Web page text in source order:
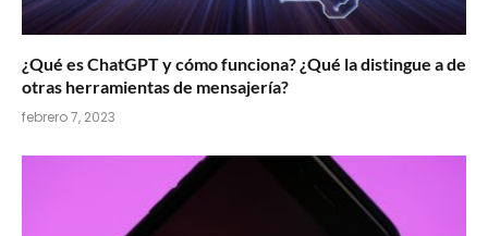
¿Qué es ChatGPT y cómo funciona? ¿Qué la distingue a de
otras herramientas de mensajería?
febrero 7, 2023